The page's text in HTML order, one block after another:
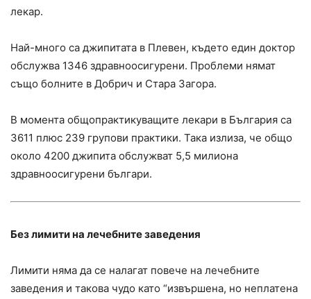
лекар.
Най-много са джипитата в Плевен, където един доктор
обслужва 1346 здравноосигурени. Проблеми нямат
също болните в Добрич и Стара Загора.
В момента общопрактикуващите лекари в България са
3611 плюс 239 групови практики. Така излиза, че общо
около 4200 джипита обслужват 5,5 милиона
здравноосигурени българи.
Без лимити на лечебните заведения
Лимити няма да се налагат повече на лечебните
заведения и такова чудо като “извършена, но неплатена